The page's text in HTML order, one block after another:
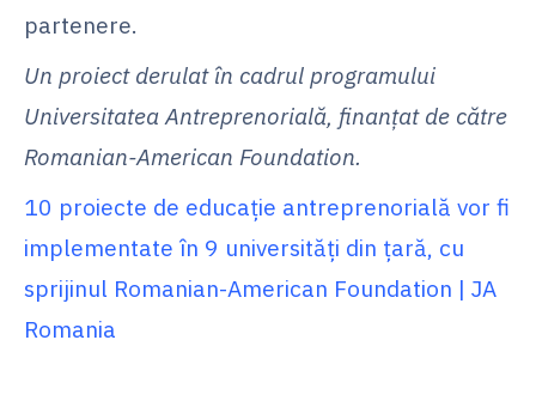
partenere.
Un proiect derulat în cadrul programului
Universitatea Antreprenorială, finanțat de către
Romanian-American Foundation.
10 proiecte de educație antreprenorială vor fi
implementate în 9 universități din țară, cu
sprijinul Romanian-American Foundation | JA
Romania